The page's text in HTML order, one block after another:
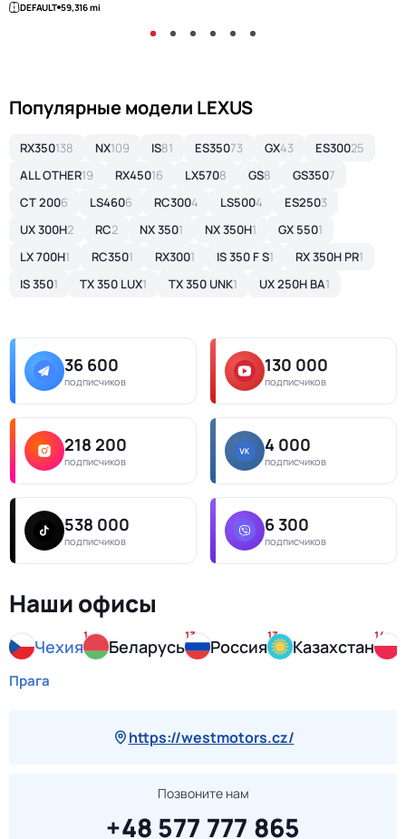
DEFAULT 59,316 mi
Популярные модели LEXUS
RX350138 NX109 IS81 ES35073 GX43 ES30025
ALL OTHER19 RX45016 LX5708 GS8 GS3507
CT 2006 LS4606 RC3004 LS5004 ES2503
UX 300H2 RC2 NX 3501 NX 350H1 GX 5501
LX 700H1 RC3501 RX3001 IS 350 F S1 RX 350H PR1
IS 3501 TX 350 LUX1 TX 350 UNK1 UX 250H BA1
36 600
подписчиков
130 000
подписчиков
218 200
подписчиков
4 000
подписчиков
538 000
подписчиков
6 300
подписчиков
Наши офисы
Чехия
1
Беларусь
13
Россия
13
Казахстан
14
Прага
https://westmotors.cz/
Позвоните нам
+48 577 777 865